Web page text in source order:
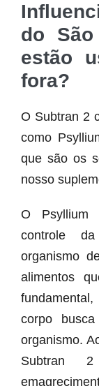
do
estão
fora?
O Subtran 2
como
que são os
nosso
O Psyllium
controle
organismo
alimentos
corpo
organismo.
Subtran